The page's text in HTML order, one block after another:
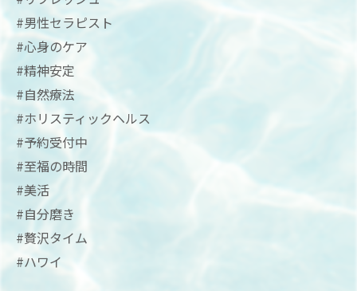
#男性セラピスト
#心身のケア
#精神安定
#自然療法
#ホリスティックヘルス
#予約受付中
#至福の時間
#美活
#自分磨き
#贅沢タイム
#ハワイ